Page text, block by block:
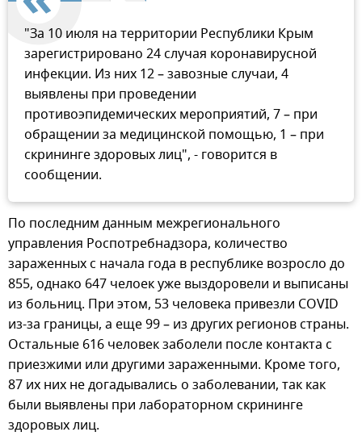
"За 10 июля на территории Республики Крым
зарегистрировано 24 случая коронавирусной
инфекции. Из них 12 – завозные случаи, 4
выявлены при проведении
противоэпидемических мероприятий, 7 – при
обращении за медицинской помощью, 1 – при
скрининге здоровых лиц", - говорится в
сообщении.
По последним данным межрегионального
управления Роспотребнадзора, количество
зараженных с начала года в республике возросло до
855, однако 647 челоек уже выздоровели и выписаны
из больниц. При этом, 53 человека привезли COVID
из-за границы, а еще 99 – из других регионов страны.
Остальные 616 человек заболели после контакта с
приезжими или другими зараженными. Кроме того,
87 их них не догадывались о заболевании, так как
были выявлены при лабораторном скрининге
здоровых лиц.